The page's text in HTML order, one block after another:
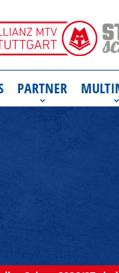
PARTNER